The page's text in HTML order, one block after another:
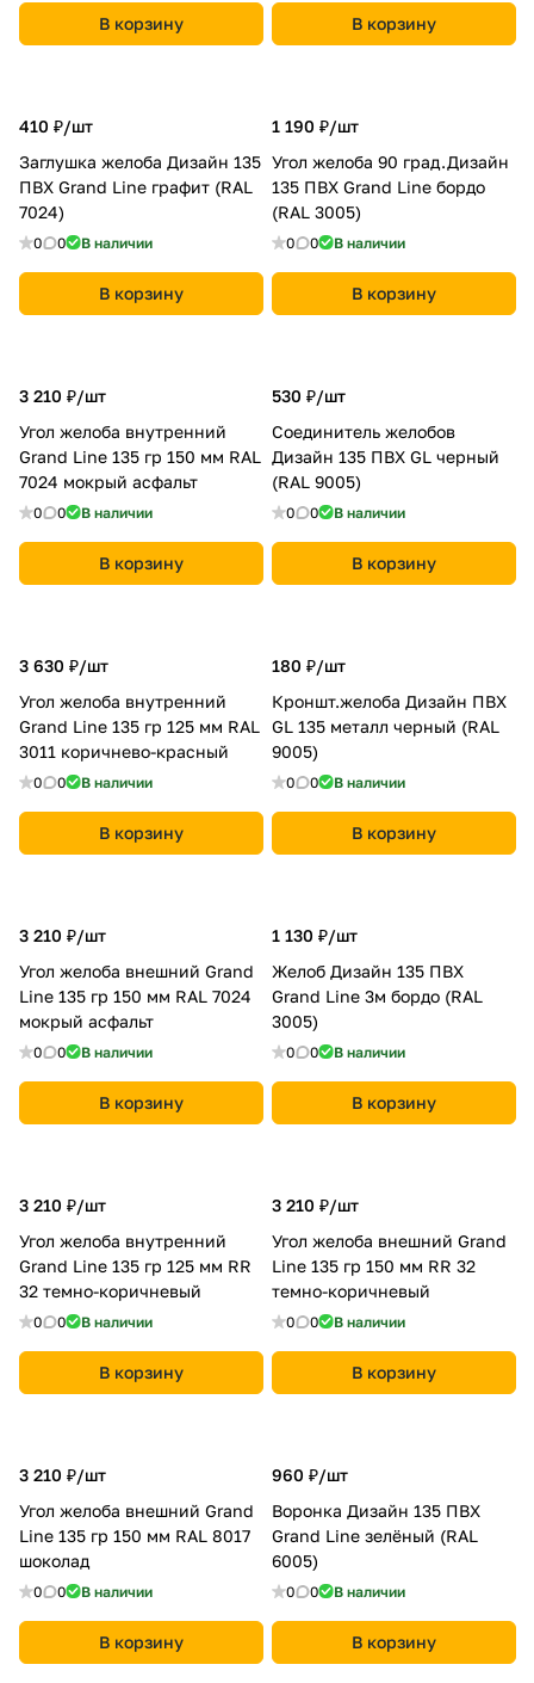
В корзину В корзину
410 ₽/шт
Заглушка желоба Дизайн 135
ПВХ Grand Line графит (RAL
7024)
0 0 В наличии
В корзину
1 190 ₽/шт
Угол желоба 90 град.Дизайн
135 ПВХ Grand Line бордо
(RAL 3005)
0 0 В наличии
В корзину
3 210 ₽/шт
Угол желоба внутренний
Grand Line 135 гр 150 мм RAL
7024 мокрый асфальт
0 0 В наличии
В корзину
530 ₽/шт
Соединитель желобов
Дизайн 135 ПВХ GL черный
(RAL 9005)
0 0 В наличии
В корзину
3 630 ₽/шт
Угол желоба внутренний
Grand Line 135 гр 125 мм RAL
3011 коричнево-красный
0 0 В наличии
В корзину
180 ₽/шт
Кроншт.желоба Дизайн ПВХ
GL 135 металл черный (RAL
9005)
0 0 В наличии
В корзину
3 210 ₽/шт
Угол желоба внешний Grand
Line 135 гр 150 мм RAL 7024
мокрый асфальт
0 0 В наличии
В корзину
1 130 ₽/шт
Желоб Дизайн 135 ПВХ
Grand Line 3м бордо (RAL
3005)
0 0 В наличии
В корзину
3 210 ₽/шт
Угол желоба внутренний
Grand Line 135 гр 125 мм RR
32 темно-коричневый
0 0 В наличии
В корзину
3 210 ₽/шт
Угол желоба внешний Grand
Line 135 гр 150 мм RR 32
темно-коричневый
0 0 В наличии
В корзину
3 210 ₽/шт
Угол желоба внешний Grand
Line 135 гр 150 мм RAL 8017
шоколад
0 0 В наличии
В корзину
960 ₽/шт
Воронка Дизайн 135 ПВХ
Grand Line зелёный (RAL
6005)
0 0 В наличии
В корзину